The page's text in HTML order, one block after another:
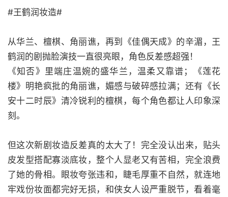
#王鹤润妆造#
从华兰、檀棋、角丽谯，再到《佳偶天成》的辛湄，王
鹤润的剧抛脸演技一直很亮眼，角色反差感超强！
《知否》里端庄温婉的盛华兰，温柔又靠谱；《莲花
楼》明艳疯批的角丽谯，媚感与破碎感拉满；还有《长
安十二时辰》清冷锐利的檀棋，每个角色都让人印象深
刻。
但这次新剧妆造反差真的太大了！完全没认出来，贴头
皮发型搭配寡淡底妆，整个人显老又有苦相，完全浪费
了她的骨相。眼妆夸张违和，睫毛厚重不自然，就连地
牢戏份妆面都完好无损，和侠女人设严重脱节，看着毫